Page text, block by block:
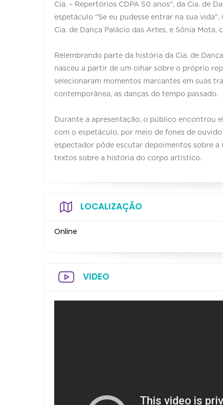
Cia. – Repertórios CDPA 50 anos", da Cia. de
espetáculo “Se eu pudesse entrar na sua
Cia. de Dança Palácio das Artes, e Sônia
Relembrando parte da história da Cia. de
nasceu a partir de um olhar sobre o próprio
selecionaram momentos marcantes em suas
contemporânea, as danças do tempo passado.
Durante a apresentação, o público encontrou
com o espetáculo, por meio de fones de
espectador pôde escutar depoimentos sobre
textos sobre a história do corpo artístico.
LOCALIZAÇÃO
Online
VIDEO